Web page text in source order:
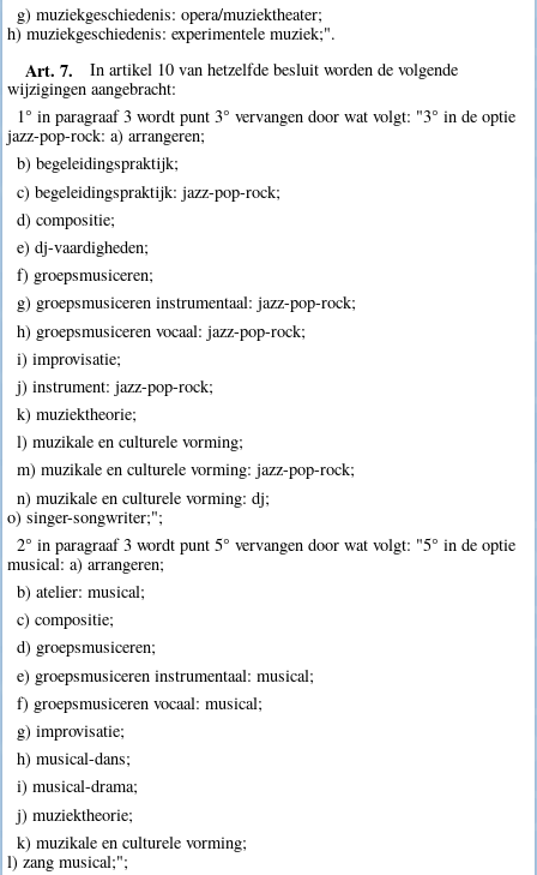
g) muziekgeschiedenis: opera/muziektheater;
h) muziekgeschiedenis: experimentele muziek;".
Art. 7.
In artikel 10 van hetzelfde besluit worden de volgende
wijzigingen aangebracht:
1° in paragraaf 3 wordt punt 3° vervangen door wat volgt: "3° in de optie
jazz-pop-rock: a) arrangeren;
b) begeleidingspraktijk;
c) begeleidingspraktijk: jazz-pop-rock;
d) compositie;
e) dj-vaardigheden;
f) groepsmusiceren;
g) groepsmusiceren instrumentaal: jazz-pop-rock;
h) groepsmusiceren vocaal: jazz-pop-rock;
i) improvisatie;
j) instrument: jazz-pop-rock;
k) muziektheorie;
l) muzikale en culturele vorming;
m) muzikale en culturele vorming: jazz-pop-rock;
n) muzikale en culturele vorming: dj;
o) singer-songwriter;";
2° in paragraaf 3 wordt punt 5° vervangen door wat volgt: "5° in de optie
musical: a) arrangeren;
b) atelier: musical;
c) compositie;
d) groepsmusiceren;
e) groepsmusiceren instrumentaal: musical;
f) groepsmusiceren vocaal: musical;
g) improvisatie;
h) musical-dans;
i) musical-drama;
j) muziektheorie;
k) muzikale en culturele vorming;
l) zang musical;";